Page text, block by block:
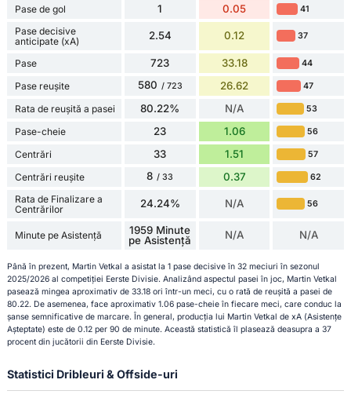
Pase de gol 1 0.05 41
Pase decisive
anticipate (xA)
2.54 0.12 37
Pase 723 33.18 44
Pase reușite 580 / 723 26.62 47
Rata de reușită a pasei 80.22% N/A 53
Pase-cheie 23 1.06 56
Centrări 33 1.51 57
Centrări reușite 8 / 33 0.37 62
Rata de Finalizare a
Centrărilor
24.24% N/A 56
Minute pe Asistență
1959 Minute
pe Asistență
N/A N/A
Până în prezent, Martin Vetkal a asistat la 1 pase decisive în 32 meciuri în sezonul
2025/2026 al competiției Eerste Divisie. Analizând aspectul pasei în joc, Martin Vetkal
pasează mingea aproximativ de 33.18 ori într-un meci, cu o rată de reușită a pasei de
80.22. De asemenea, face aproximativ 1.06 pase-cheie în fiecare meci, care conduc la
șanse semnificative de marcare. În general, producția lui Martin Vetkal de xA (Asistențe
Așteptate) este de 0.12 per 90 de minute. Această statistică îl plasează deasupra a 37
procent din jucătorii din Eerste Divisie.
Statistici Dribleuri & Offside-uri